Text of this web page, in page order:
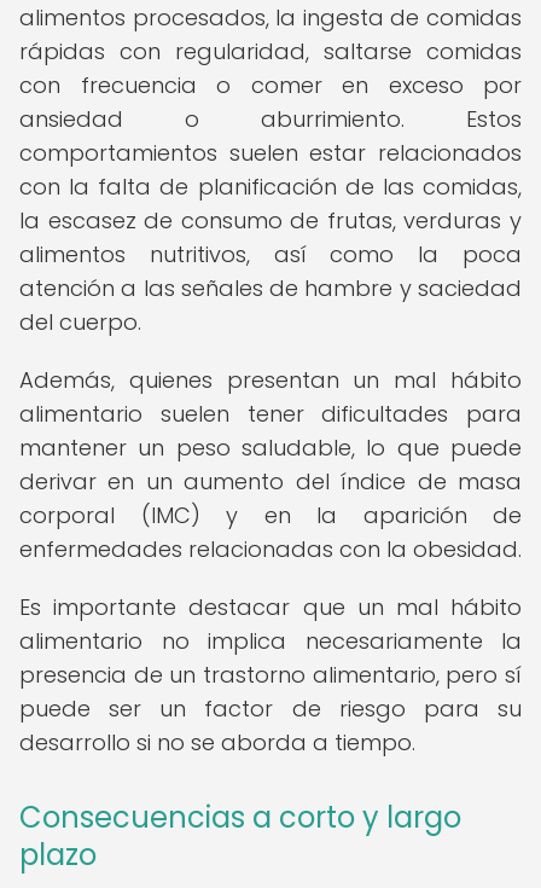
alimentos procesados, la ingesta de comidas
rápidas con regularidad, saltarse comidas
con frecuencia o comer en exceso por
ansiedad o aburrimiento. Estos
comportamientos suelen estar relacionados
con la falta de planificación de las comidas,
la escasez de consumo de frutas, verduras y
alimentos nutritivos, así como la poca
atención a las señales de hambre y saciedad
del cuerpo.
Además, quienes presentan un mal hábito
alimentario suelen tener dificultades para
mantener un peso saludable, lo que puede
derivar en un aumento del índice de masa
corporal (IMC) y en la aparición de
enfermedades relacionadas con la obesidad.
Es importante destacar que un mal hábito
alimentario no implica necesariamente la
presencia de un trastorno alimentario, pero sí
puede ser un factor de riesgo para su
desarrollo si no se aborda a tiempo.
Consecuencias a corto y largo
plazo